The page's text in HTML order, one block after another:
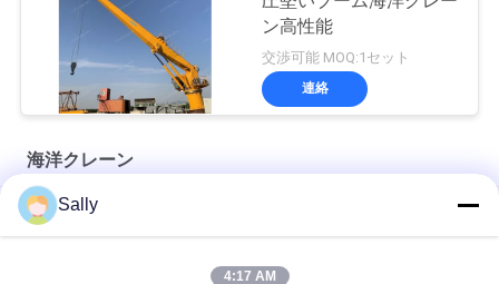
ン高性能
交渉可能 MOQ:1セット
連絡
海洋クレーン
プレミアム OUCO マリン ワイヤー ロープ
Sally
4:17 AM